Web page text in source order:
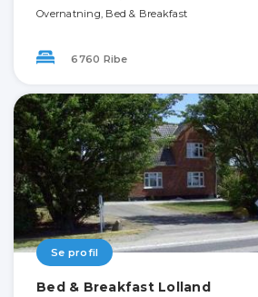
Overnatning, Bed & Breakfast
6760 Ribe
Se profil
Bed & Breakfast Lolland